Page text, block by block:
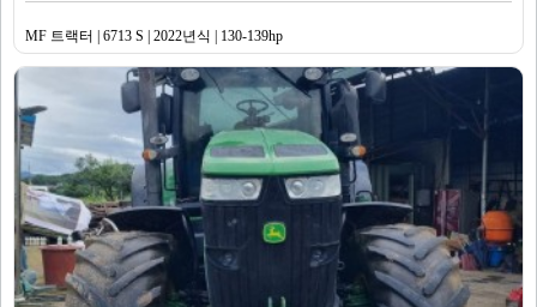
MF 트랙터 | 6713 S | 2022년식 | 130-139hp